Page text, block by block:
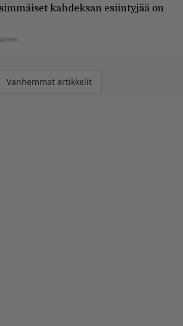
kahdeksan esiintyjää on
Artikkelien
Vanhemmat artikkelit